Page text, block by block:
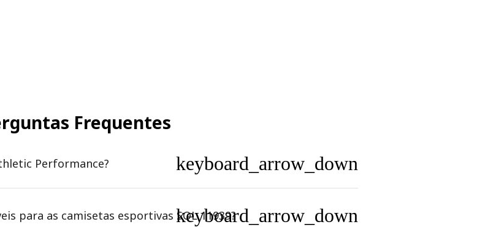
Frequentes
Performance? keyboard_arrow_down
para as camisetas esportivas SOL 11939?keyboard_arrow_down